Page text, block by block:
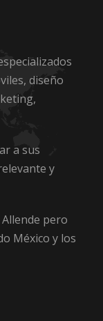
diseño
a sus
y
pero
México y los